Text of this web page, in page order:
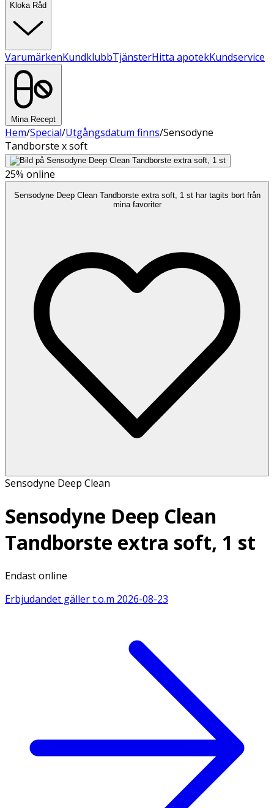
Kloka Råd
VarumärkenKundklubbTjänsterHitta apotekKundservice
Mina Recept
Hem/Special/Utgångsdatum finns/Sensodyne
Tandborste x soft
25% online
Sensodyne Deep Clean Tandborste extra soft, 1 st har tagits bort från
mina favoriter
Sensodyne Deep Clean
Sensodyne Deep Clean
Tandborste extra soft, 1 st
Endast online
Erbjudandet gäller t.o.m 2026-08-23